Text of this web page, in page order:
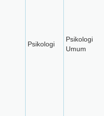
Psikologi
Psikologi
Umum